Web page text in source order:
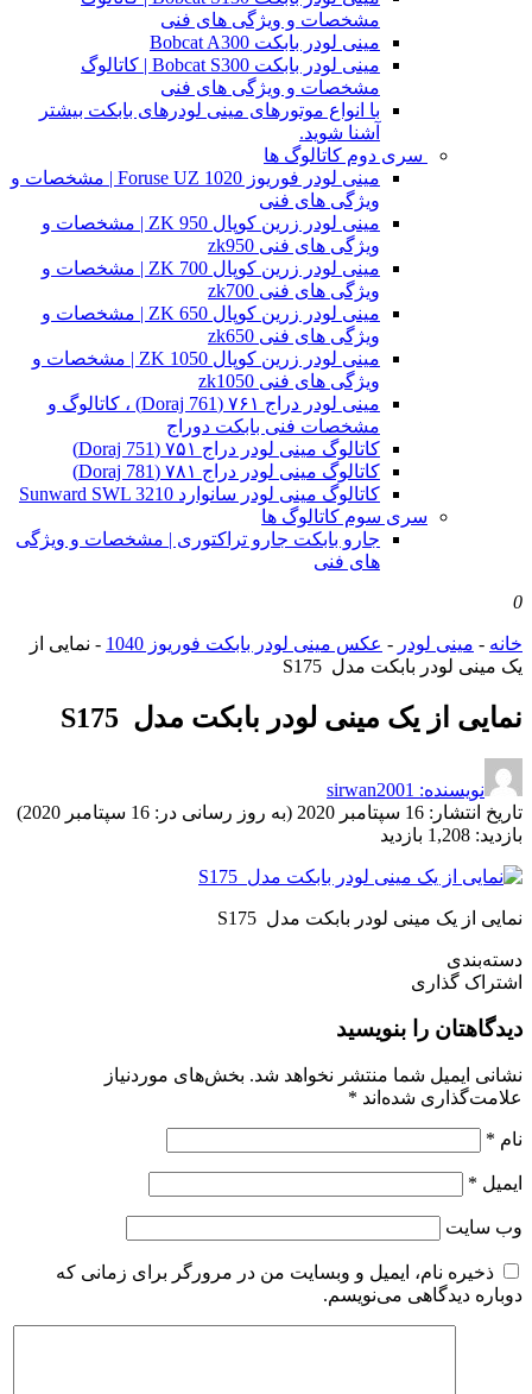
مشخصات و ویژگی های فنی
مینی لودر بابکت Bobcat A300
مینی لودر بابکت Bobcat S300 | کاتالوگ
مشخصات و ویژگی های فنی
با انواع موتورهای مینی لودرهای بابکت بیشتر
آشنا شوید.
سری دوم کاتالوگ ها
مینی لودر فوریوز Foruse UZ 1020 | مشخصات و
ویژگی های فنی
مینی لودر زرین کوپال ZK 950 | مشخصات و
ویژگی های فنی zk950
مینی لودر زرین کوپال ZK 700 | مشخصات و
ویژگی های فنی zk700
مینی لودر زرین کوپال ZK 650 | مشخصات و
ویژگی های فنی zk650
مینی لودر زرین کوپال ZK 1050 | مشخصات و
ویژگی های فنی zk1050
مینی لودر دراج ۷۶۱ (Doraj 761) ، کاتالوگ و
مشخصات فنی بابکت دوراج
کاتالوگ مینی لودر دراج ۷۵۱ (Doraj 751)
کاتالوگ مینی لودر دراج ۷۸۱ (Doraj 781)
کاتالوگ مینی لودر سانوارد Sunward SWL 3210
سری سوم کاتالوگ ها
جارو بابکت جارو تراکتوری | مشخصات و ویژگی
های فنی
0
خانه - مینی لودر - عکس مینی لودر بابکت فوریوز 1040 - نمایی از
یک مینی لودر بابکت مدل S175
نمایی از یک مینی لودر بابکت مدل S175
نویسنده: sirwan2001
تاریخ انتشار: 16 سپتامبر 2020 (به روز رسانی در: 16 سپتامبر 2020)
بازدید: 1,208 بازدید
نمایی از یک مینی لودر بابکت مدل S175
دسته‌بندی
اشتراک گذاری
دیدگاهتان را بنویسید
نشانی ایمیل شما منتشر نخواهد شد. بخش‌های موردنیاز
علامت‌گذاری شده‌اند *
نام *
ایمیل *
وب‌ سایت
ذخیره نام، ایمیل و وبسایت من در مرورگر برای زمانی که
دوباره دیدگاهی می‌نویسم.